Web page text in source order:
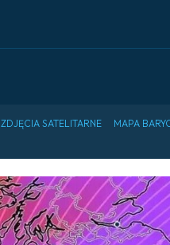
ZDJĘCIA SATELITARNE MAPA